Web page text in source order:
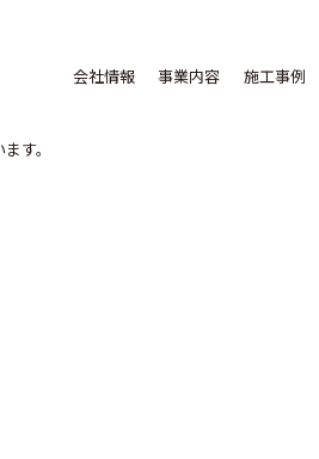
会社情報 事業内容 施工事例
す。